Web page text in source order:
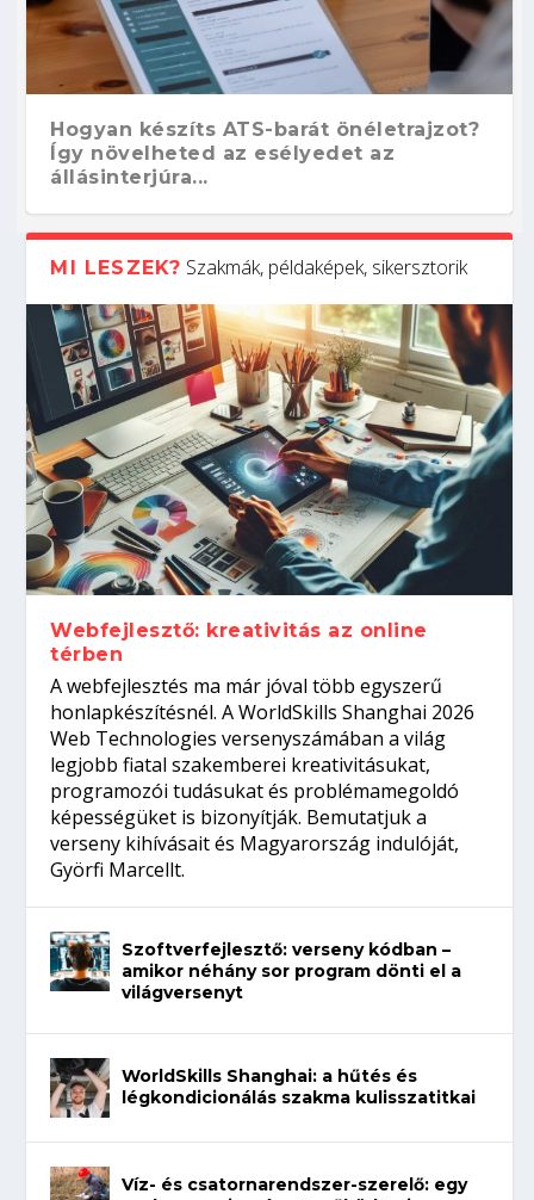
Hogyan készíts ATS-barát önéletrajzot?
Így növelheted az esélyedet az
állásinterjúra...
Kitalálod, mire használják ezeket a
gépeket?
Nem sikerült az egyetemi felvételi?
Tanulj szakmát!
Szoftverfejlesztő: verseny kódban –
amikor néhány sor program dönti el a
világversenyt...
Digitális detox – hogyan kapcsolódj ki
telefon nélkül?
MI LESZEK? Szakmák, példaképek, sikersztorik
Webfejlesztő: kreativitás az online
térben
A webfejlesztés ma már jóval több egyszerű
honlapkészítésnél. A WorldSkills Shanghai 2026
Web Technologies versenyszámában a világ
legjobb fiatal szakemberei kreativitásukat,
programozói tudásukat és problémamegoldó
képességüket is bizonyítják. Bemutatjuk a
verseny kihívásait és Magyarország indulóját,
Györfi Marcellt.
Szoftverfejlesztő: verseny kódban –
amikor néhány sor program dönti el a
világversenyt
WorldSkills Shanghai: a hűtés és
légkondicionálás szakma kulisszatitkai
Víz- és csatornarendszer-szerelő: egy